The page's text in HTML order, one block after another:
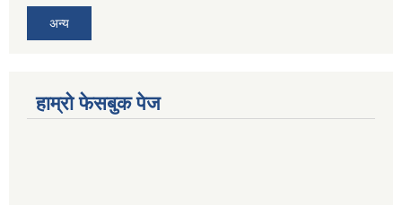
अन्य
हाम्रो फेसबुक पेज